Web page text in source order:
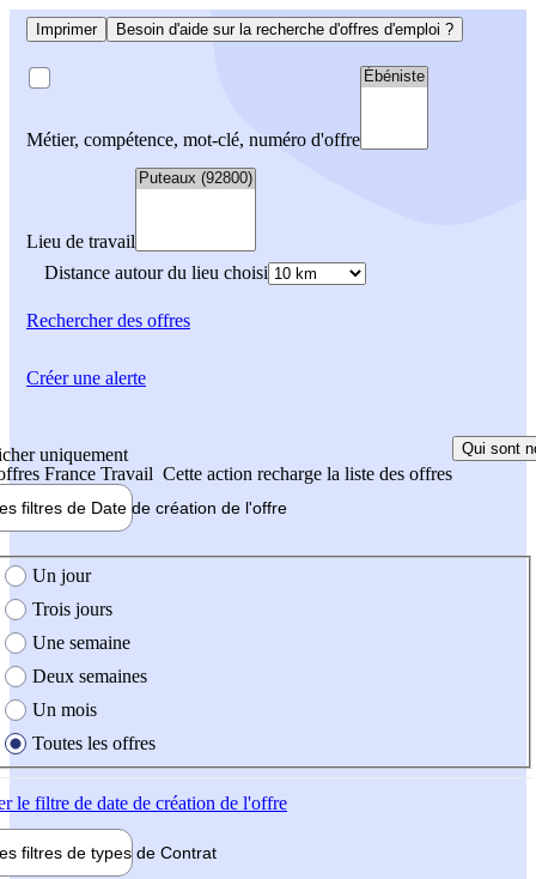
Imprimer Besoin d'aide sur la recherche d'offres d'emploi ?
Métier, compétence, mot-clé, numéro d'offre
Lieu de travail
Distance autour du lieu choisi
Rechercherdes offres
uniquement
France Travail Cette action recharge la liste des offres
Qui sont
filtres de Date de création de l'offre
création de l'offre
Un jour
Trois jours
Une semaine
Deux semaines
Un mois
Toutes les offres
le filtre de date de création de l'offre
filtres de types de Contrat
Créer une alerte